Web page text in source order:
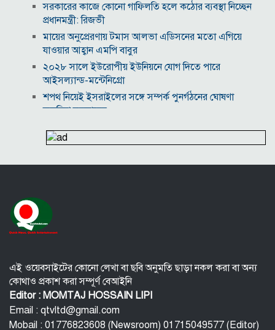
সরকারের কাজে কোনো গাফিলতি হলে কঠোর ব্যবস্থা নিচ্ছেন
প্রধানমন্ত্রী: রিজভী
মায়ের অনুপ্রেরণায় টমাস আলভা এডিসনের মতো এগিয়ে
যাওয়ার আহ্বান এমপি বাবুর
২০২৮ সালে ইউরোপীয় ইউনিয়নে যোগ দিতে পারে
আইসল্যান্ড-মন্টেনিগ্রো
শপথ নিয়েই ইসরাইলের সঙ্গে সম্পর্ক পুনর্গঠনের ঘোষণা
কলম্বিয়া সরকারের
যুক্তরাষ্ট্র-ইসরাইলের আগ্রাসন মোকাবিলায় মুসলিম
দেশগুলোকে ‘ঐক্যের’ ডাক ইরানের
২০৩০ বিশ্বকাপে ব্রাজিলের ভাগ্য বদলে দিতে পারেন এই ১০
তরুণ
সশস্ত্র আক্রমণ প্রতিরোধে সৌদি আরবের সঙ্গে পাকিস্তান ও
দুর্বৃত্তের হামলায় উগান্ডার তারকা ফুটবলারের মৃত্যু
গোল্ডেন বল জয়ী ফোরলান এখন উরুগুয়ের কোচ
এই ওয়েবসাইটের কোনো লেখা বা ছবি অনুমতি ছাড়া নকল করা বা অন্য
কোথাও প্রকাশ করা সম্পূর্ণ বেআইনি
Editor : MOMTAJ HOSSAIN LIPI
Email : qtvltd@gmail.com
Mobail : 01776823608 (Newsroom) 01715049577 (Editor)